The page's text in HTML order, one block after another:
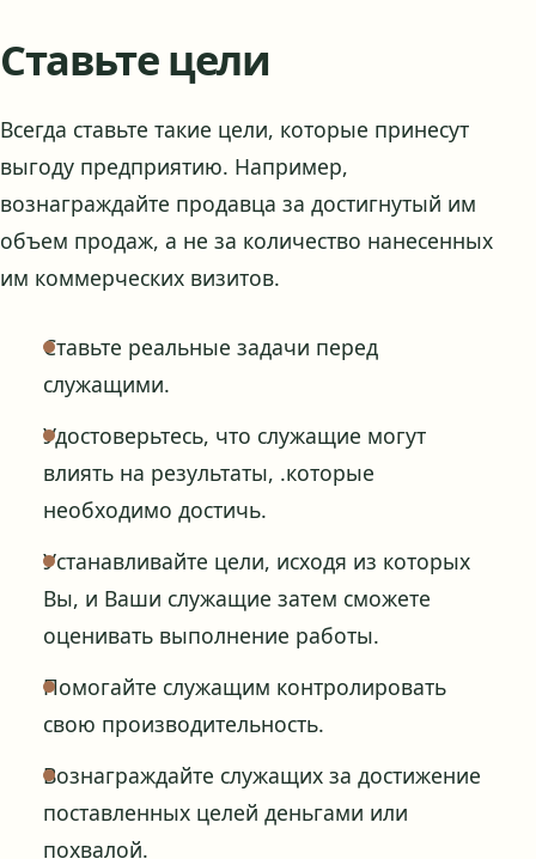
Ставьте цели
Всегда ставьте такие цели, которые принесут
выгоду предприятию. Например,
вознаграждайте продавца за достигнутый им
объем продаж, а не за количество нанесенных
им коммерческих визитов.
Ставьте реальные задачи перед
служащими.
Удостоверьтесь, что служащие могут
влиять на результаты, .которые
необходимо достичь.
Устанавливайте цели, исходя из которых
Вы, и Ваши служащие затем сможете
оценивать выполнение работы.
Помогайте служащим контролировать
свою производительность.
Вознаграждайте служащих за достижение
поставленных целей деньгами или
похвалой.